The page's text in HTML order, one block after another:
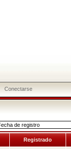
Conectarse
Registrado